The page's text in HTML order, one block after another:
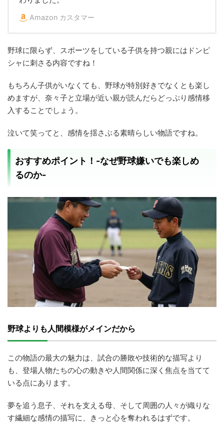
Amazon カスタマー
野球に限らず、スポーツをしている子供を持つ親にはドンピ
シャに刺さる内容ですね！
もちろん子供がいなくても、野球が特別好きでなくとも楽し
めますが、奈々子と立場が近い親が読んだらどっぷり感情移
入することでしょう。
泣いて笑ってと、感情を揺さぶる素晴らしい物語ですね。
おすすめポイント！-なぜ野球嫌いでも楽しめ
るのか-
野球よりも人間模様がメインだから
この物語の最大の魅力は、試合の勝敗や技術的な描写より
も、登場人物たちの心の動きや人間関係に深く焦点を当てて
いる点にあります。
夢を追う息子、それを支える母、そして周囲の人々が織りな
す繊細な感情の描写に、きっと心を奪われるはずです。